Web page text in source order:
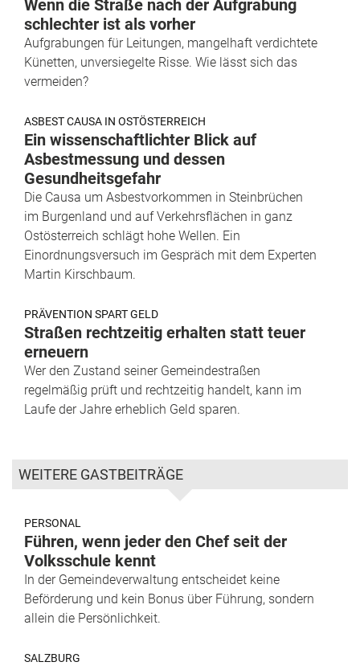
Wenn die Straße nach der Aufgrabung
schlechter ist als vorher
Aufgrabungen für Leitungen, mangelhaft verdichtete
Künetten, unversiegelte Risse. Wie lässt sich das
vermeiden?
ASBEST CAUSA IN OSTÖSTERREICH
Ein wissenschaftlichter Blick auf
Asbestmessung und dessen
Gesundheitsgefahr
Die Causa um Asbestvorkommen in Steinbrüchen
im Burgenland und auf Verkehrsflächen in ganz
Ostösterreich schlägt hohe Wellen. Ein
Einordnungsversuch im Gespräch mit dem Experten
Martin Kirschbaum.
PRÄVENTION SPART GELD
Straßen rechtzeitig erhalten statt teuer
erneuern
Wer den Zustand seiner Gemeindestraßen
regelmäßig prüft und rechtzeitig handelt, kann im
Laufe der Jahre erheblich Geld sparen.
WEITERE GASTBEITRÄGE
PERSONAL
Führen, wenn jeder den Chef seit der
Volksschule kennt
In der Gemeindeverwaltung entscheidet keine
Beförderung und kein Bonus über Führung, sondern
allein die Persönlichkeit.
SALZBURG